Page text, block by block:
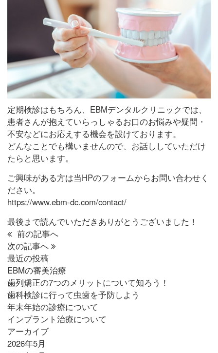
定期検診はもちろん、EBMデンタルクリニックでは、
患者さんが抱えていらっしゃるお口のお悩みや疑問・
不安などにお応えする機会を設けております。
どんなことでも構いませんので、お話ししていただけ
たらと思います。
ご興味がある方は当HPのフォームからお問い合わせく
ださい。
https://www.ebm-dc.com/contact/
最後まで読んでいただきありがとうございました！
前の記事へ
次の記事へ
最近の投稿
EBMの審美治療
歯列矯正の7つのメリットについて知ろう！
歯科検診に行って虫歯を予防しよう
年末年始の診療について
インプラント治療について
アーカイブ
2026年5月